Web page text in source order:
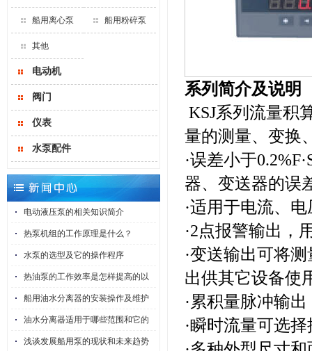
船用离心泵 船用粉碎泵
其他
电动机
阀门
仪表
水泵配件
电动液压泵的相关知识简介
热泵机组的工作原理是什么？
水泵的选型及它的操作程序
热油泵的工作效率是怎样提高的以
船用油水分离器的安装操作及维护
油水分离器适用于哪些范围和它的
浅谈发展船用泵的现状和未来趋势
系列简介及说明
KSJ系列流量积
量的测量、变换
·误差小于
器、变送器的误
·适用于电流、
·2点报警输出，
·变送输出可将
出供其它设备使
·累积量脉冲输出
·瞬时流量可选